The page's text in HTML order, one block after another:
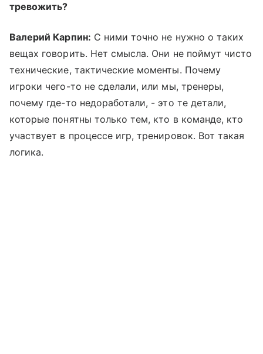
тревожить?
Валерий Карпин: С ними точно не нужно о таких
вещах говорить. Нет смысла. Они не поймут чисто
технические, тактические моменты. Почему
игроки чего-то не сделали, или мы, тренеры,
почему где-то недоработали, - это те детали,
которые понятны только тем, кто в команде, кто
участвует в процессе игр, тренировок. Вот такая
логика.